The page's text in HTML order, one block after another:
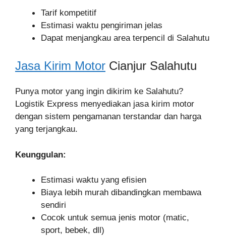
Tarif kompetitif
Estimasi waktu pengiriman jelas
Dapat menjangkau area terpencil di Salahutu
Jasa Kirim Motor Cianjur Salahutu
Punya motor yang ingin dikirim ke Salahutu?
Logistik Express menyediakan jasa kirim motor
dengan sistem pengamanan terstandar dan harga
yang terjangkau.
Keunggulan:
Estimasi waktu yang efisien
Biaya lebih murah dibandingkan membawa
sendiri
Cocok untuk semua jenis motor (matic,
sport, bebek, dll)